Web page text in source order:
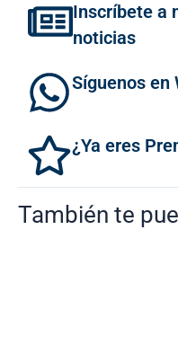
Inscríbete a
noticias
Síguenos en
¿Ya eres
También te